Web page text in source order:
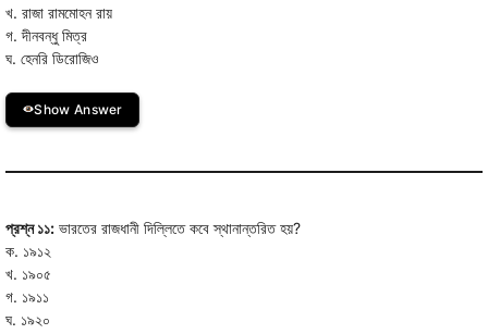
খ. রাজা রামমোহন রায়
গ. দীনবন্ধু মিত্র
ঘ. হেনরি ডিরোজিও
Show Answer
প্রশ্ন ১১: ভারতের রাজধানী দিল্লিতে কবে স্থানান্তরিত হয়?
ক. ১৯১২
খ. ১৯০৫
গ. ১৯১১
ঘ. ১৯২০